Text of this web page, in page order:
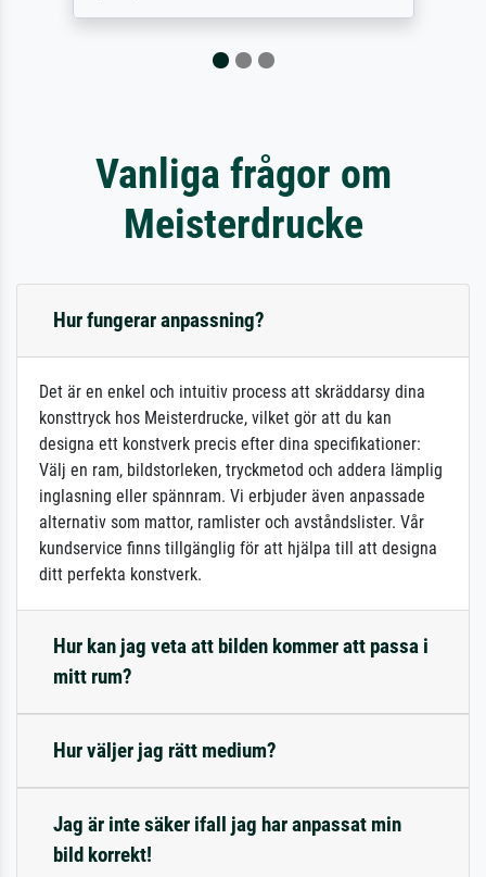
Vanliga frågor om
Meisterdrucke
Hur fungerar anpassning?
Det är en enkel och intuitiv process att skräddarsy dina
konsttryck hos Meisterdrucke, vilket gör att du kan
designa ett konstverk precis efter dina specifikationer:
Välj en ram, bildstorleken, tryckmetod och addera lämplig
inglasning eller spännram. Vi erbjuder även anpassade
alternativ som mattor, ramlister och avståndslister. Vår
kundservice finns tillgänglig för att hjälpa till att designa
ditt perfekta konstverk.
Hur kan jag veta att bilden kommer att passa i
mitt rum?
Hur väljer jag rätt medium?
Jag är inte säker ifall jag har anpassat min
bild korrekt!